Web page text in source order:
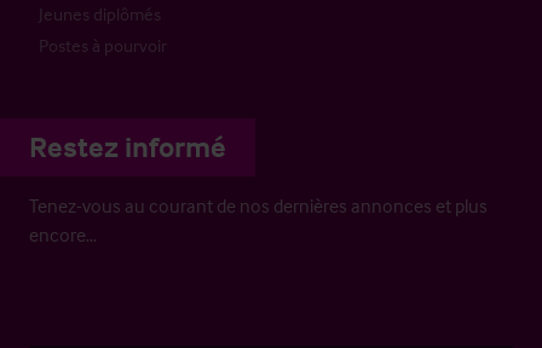
Jeunes diplômés
Postes à pourvoir
Restez informé
Tenez-vous au courant de nos dernières annonces et plus
encore…